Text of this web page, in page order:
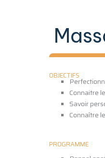
OBJECTIFS
Connaitre
Savoir
Connaître
PROGRAMME